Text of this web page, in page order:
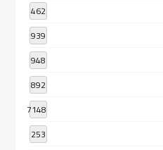
462
939
948
892
7148
253